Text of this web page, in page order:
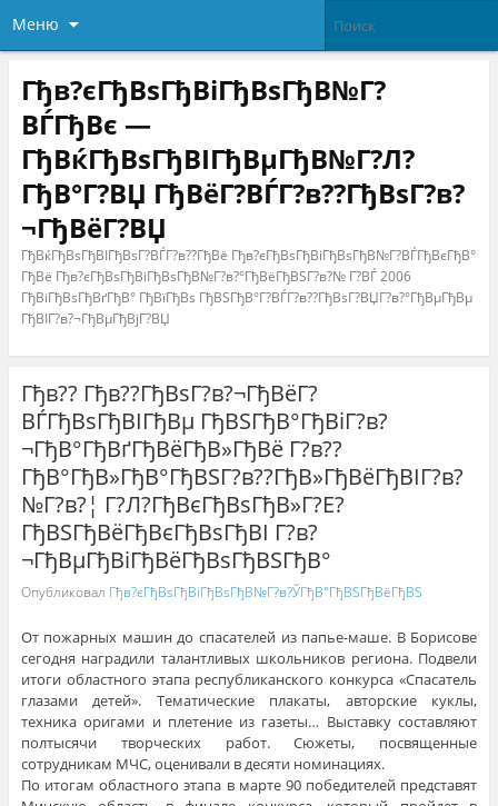
Меню
Гђв?єГђВѕГђВіГђВѕГђВ№Г?
ВЃГђВє —
ГђВќГђВѕГђВІГђВµГђВ№Г?Л?
ГђВ°Г?ВЏ ГђВёГ?ВЃГ?в??ГђВѕГ?в?
¬ГђВёГ?ВЏ
ГђВќГђВѕГђВІГђВѕГ?ВЃГ?в??ГђВё Гђв?єГђВѕГђВіГђВѕГђВ№Г?ВЃГђВєГђВ°
ГђВё Гђв?єГђВѕГђВіГђВѕГђВ№Г?в?°ГђВёГђВЅГ?в?№ Г?ВЃ 2006
ГђВіГђВѕГђВґГђВ° ГђВїГђВѕ ГђВЅГђВ°Г?ВЃГ?в??ГђВѕГ?ВЏГ?в?°ГђВµГђВµ
ГђВІГ?в?¬ГђВµГђВјГ?ВЏ
Гђв?? Гђв??ГђВѕГ?в?¬ГђВёГ?
ВЃГђВѕГђВІГђВµ ГђВЅГђВ°ГђВіГ?в?
¬ГђВ°ГђВґГђВёГђВ»ГђВё Г?в??
ГђВ°ГђВ»ГђВ°ГђВЅГ?в??ГђВ»ГђВёГђВІГ?в?
№Г?в?¦ Г?Л?ГђВєГђВѕГђВ»Г?Е?
ГђВЅГђВёГђВєГђВѕГђВІ Г?в?
¬ГђВµГђВіГђВёГђВѕГђВЅГђВ°
Опубликовал Гђв?єГђВѕГђВіГђВѕГђВ№Г?в?ЎГђВ°ГђВЅГђВёГђВЅ
От пожарных машин до спасателей из папье-маше. В Борисове
сегодня наградили талантливых школьников региона. Подвели
итоги областного этапа республиканского конкурса «Спасатель
глазами детей». Тематические плакаты, авторские куклы,
техника оригами и плетение из газеты… Выставку составляют
полтысячи творческих работ. Сюжеты, посвященные
сотрудникам МЧС, оценивали в десяти номинациях.
По итогам областного этапа в марте 90 победителей представят